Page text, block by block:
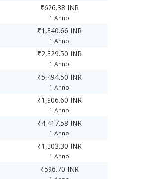
₹626.38 INR
1 Anno
₹1,340.66 INR
1 Anno
₹2,329.50 INR
1 Anno
₹5,494.50 INR
1 Anno
₹1,906.60 INR
1 Anno
₹4,417.58 INR
1 Anno
₹1,303.30 INR
1 Anno
₹596.70 INR